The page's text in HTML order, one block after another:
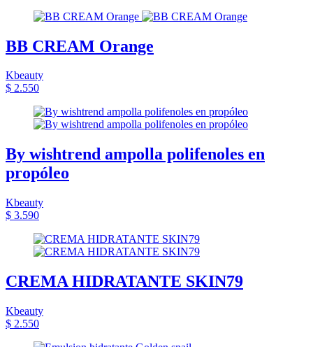
BB CREAM Orange
Kbeauty
$ 2.550
By wishtrend ampolla polifenoles en
propóleo
Kbeauty
$ 3.590
CREMA HIDRATANTE SKIN79
Kbeauty
$ 2.550